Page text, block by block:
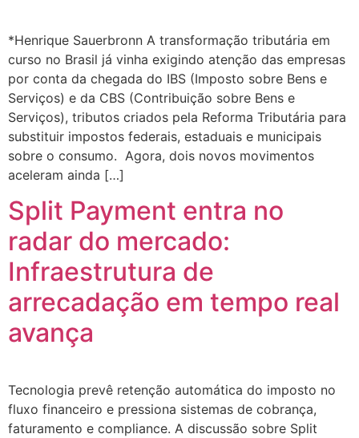
*Henrique Sauerbronn A transformação tributária em
curso no Brasil já vinha exigindo atenção das empresas
por conta da chegada do IBS (Imposto sobre Bens e
Serviços) e da CBS (Contribuição sobre Bens e
Serviços), tributos criados pela Reforma Tributária para
substituir impostos federais, estaduais e municipais
sobre o consumo. Agora, dois novos movimentos
aceleram ainda […]
Split Payment entra no
radar do mercado:
Infraestrutura de
arrecadação em tempo real
avança
Tecnologia prevê retenção automática do imposto no
fluxo financeiro e pressiona sistemas de cobrança,
faturamento e compliance. A discussão sobre Split